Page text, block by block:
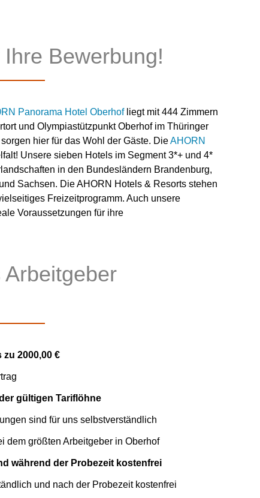
Bewerbung!
Panorama Hotel Oberhofliegt mit 444 Zimmern
und Olympiastützpunkt Oberhof im Thüringer
hier für das Wohl der Gäste. DieAHORN
Unsere sieben Hotels im Segment 3*+ und 4*
in den Bundesländern Brandenburg,
Sachsen. Die AHORN Hotels & Resorts stehen
Freizeitprogramm. Auch unsere
Voraussetzungen für ihre
2000,00 €
gültigen Tariflöhne
sind für uns selbstverständlich
dem größten Arbeitgeber in Oberhof
während der Probezeit kostenfrei
und nach der Probezeit kostenfrei